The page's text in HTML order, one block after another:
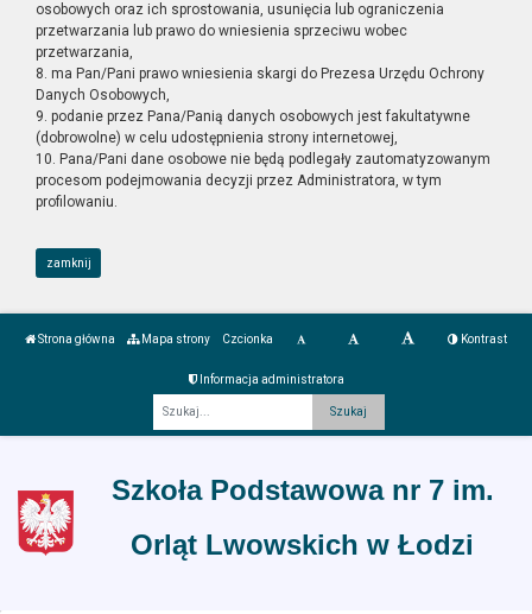
osobowych oraz ich sprostowania, usunięcia lub ograniczenia
przetwarzania lub prawo do wniesienia sprzeciwu wobec
przetwarzania,
8. ma Pan/Pani prawo wniesienia skargi do Prezesa Urzędu Ochrony
Danych Osobowych,
9. podanie przez Pana/Panią danych osobowych jest fakultatywne
(dobrowolne) w celu udostępnienia strony internetowej,
10. Pana/Pani dane osobowe nie będą podlegały zautomatyzowanym
procesom podejmowania decyzji przez Administratora, w tym
profilowaniu.
zamknij
Strona główna Mapa strony Czcionka Kontrast
Informacja administratora
Szkoła Podstawowa nr 7 im.
Orląt Lwowskich w Łodzi